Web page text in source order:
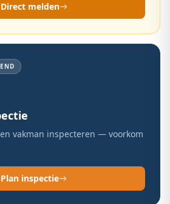
Direct melden
vakman inspecteren — voorkom
Plan inspectie